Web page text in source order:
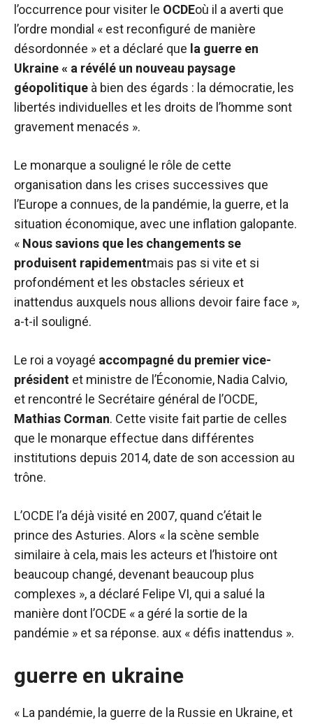
l’occurrence pour visiter le OCDEoù il a averti que
l’ordre mondial « est reconfiguré de manière
désordonnée » et a déclaré que la guerre en
Ukraine « a révélé un nouveau paysage
géopolitique à bien des égards : la démocratie, les
libertés individuelles et les droits de l’homme sont
gravement menacés ».
Le monarque a souligné le rôle de cette
organisation dans les crises successives que
l’Europe a connues, de la pandémie, la guerre, et la
situation économique, avec une inflation galopante.
« Nous savions que les changements se
produisent rapidementmais pas si vite et si
profondément et les obstacles sérieux et
inattendus auxquels nous allions devoir faire face »,
a-t-il souligné.
Le roi a voyagé accompagné du premier vice-
président et ministre de l’Économie, Nadia Calvio,
et rencontré le Secrétaire général de l’OCDE,
Mathias Corman. Cette visite fait partie de celles
que le monarque effectue dans différentes
institutions depuis 2014, date de son accession au
trône.
L’OCDE l’a déjà visité en 2007, quand c’était le
prince des Asturies. Alors « la scène semble
similaire à cela, mais les acteurs et l’histoire ont
beaucoup changé, devenant beaucoup plus
complexes », a déclaré Felipe VI, qui a salué la
manière dont l’OCDE « a géré la sortie de la
pandémie » et sa réponse. aux « défis inattendus ».
guerre en ukraine
« La pandémie, la guerre de la Russie en Ukraine, et